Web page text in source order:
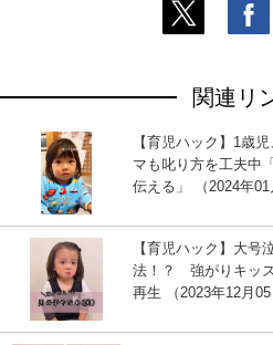
関連リ
【育児ハック】1歳
マも叱り方を工夫中
伝える」 （2024年01
【育児ハック】大号
法！？ 強がりキッ
再生 （2023年12月05